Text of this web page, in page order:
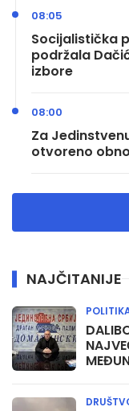
Socijalistička
podržala
izbore
08:05
Za
otvoreno
08:00
NAJČITANIJE